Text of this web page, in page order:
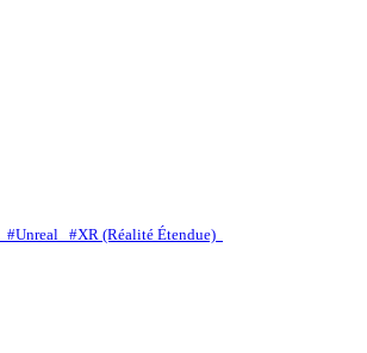
#Unreal #XR (Réalité Étendue)